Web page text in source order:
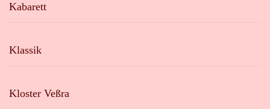
Kabarett
Klassik
Kloster Veßra